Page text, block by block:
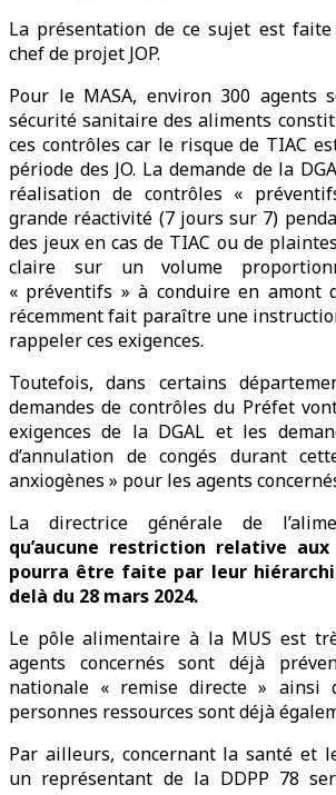
La présentation de ce sujet est
chef de projet JOP.
Pour le MASA, environ 300 agents
sécurité sanitaire des aliments
ces contrôles car le risque de TIAC
période des JO. La demande de la
réalisation de contrôles «
grande réactivité (7 jours sur 7)
des jeux en cas de TIAC ou de
claire sur un volume
« préventifs » à conduire en amont
récemment fait paraître une
rappeler ces exigences.
Toutefois, dans certains
demandes de contrôles du Préfet
exigences de la DGAL et les
d’annulation de congés durant
anxiogènes » pour les agents
La directrice générale de
qu’aucune restriction relative aux
pourra être faite par leur
delà du 28 mars 2024.
Le pôle alimentaire à la MUS est
agents concernés sont déjà
nationale « remise directe » ainsi
personnes ressources sont déjà
Par ailleurs, concernant la santé et
un représentant de la DDPP 78